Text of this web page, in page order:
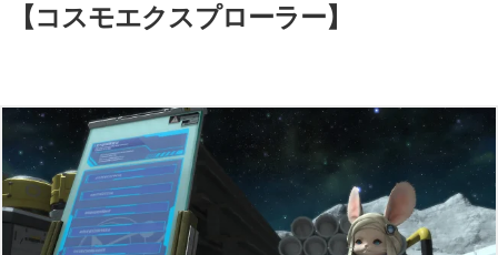
【コスモエクスプローラー】